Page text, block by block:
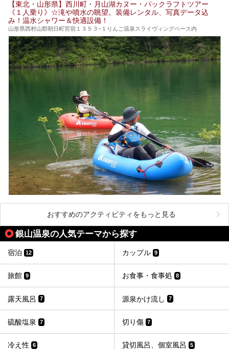
人気漫画「３月のライオン」の中でもこの人間将棋のシーン
が描かれ、「坊」こと二海堂氏の甲冑のあまりの似合いっぷ
りに、思わず吹き出してしまった読者もいることでしょう。
2017年は4月22日（土）・23日（日）に舞鶴山の頂上で行
われます。また、23日は「天童百面指し」が行われ、人間
将棋終了後、小学生以上の一般市民がプロ棋士と対局するこ
とができます。
っくり温泉に浸かってはいかがでしょうか。
今回は山形県天童市のおすすめ温泉をご紹介します！
【東北・山形県】西川町・月山湖カヌー・パックラフトツアー
《１人乗り》☆滝や噴水の眺望。装備レンタル、写真データ込
み！温水シャワー＆快適設備！
山形県西村山郡朝日町宮宿１３５３−１りんご温泉スライヴィングベース内
おすすめのアクティビティをもっと見る
銀山温泉の人気テーマから探す
宿泊 12 カップル 9
旅館 9 お食事・食事処 8
露天風呂 7 源泉かけ流し 7
硫酸塩泉 7 切り傷 7
冷え性 6 貸切風呂、個室風呂 5